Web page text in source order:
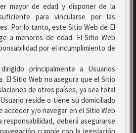
mayor de edad y disponer de la
para vincularse por las
Por lo tanto, este Sitio Web de El
a menores de edad. El Sitio Web
por el incumplimiento de
principalmente a Usuarios
El Sitio Web no asegura que el Sitio
de otros países, ya sea total
reside o tiene su domiciliado
acceder y/o navegar en el Sitio Web
responsabilidad, deberá asegurarse